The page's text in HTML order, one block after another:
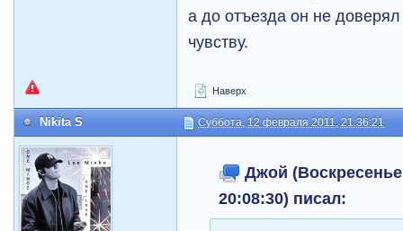
а до отъезда он не
чувству.
Наверх
Nikita S Суббота, 12 февраля 2011, 21:36:21
Джой
20:08:30) писал: